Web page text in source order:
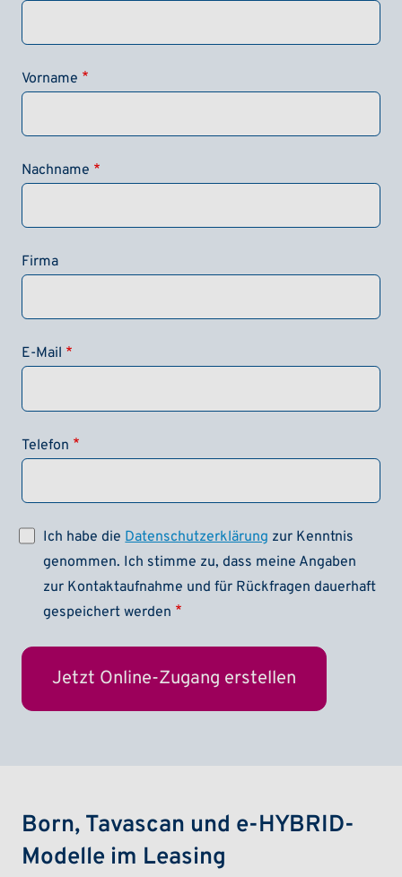
Vorname
Nachname
Firma
E-Mail
Telefon
Ich habe die Datenschutzerklärung zur Kenntnis
genommen. Ich stimme zu, dass meine Angaben
zur Kontaktaufnahme und für Rückfragen dauerhaft
gespeichert werden
Born, Tavascan und e-HYBRID-
Modelle im Leasing